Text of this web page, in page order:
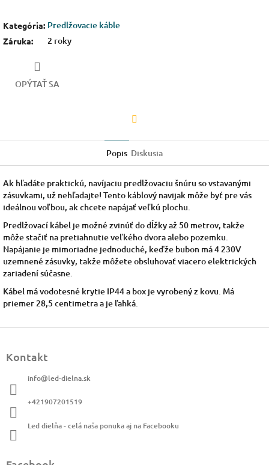
Kategória: Predlžovacie káble
Záruka: 2 roky
OPÝTAŤ SA
Popis Diskusia
Ak hľadáte praktickú, navíjaciu predlžovaciu šnúru so vstavanými
zásuvkami, už nehľadajte! Tento káblový navijak môže byť pre vás
ideálnou voľbou, ak chcete napájať veľkú plochu.
Predlžovací kábel je možné zvinúť do dĺžky až 50 metrov, takže
môže stačiť na pretiahnutie veľkého dvora alebo pozemku.
Napájanie je mimoriadne jednoduché, keďže bubon má 4 230V
uzemnené zásuvky, takže môžete obsluhovať viacero elektrických
zariadení súčasne.
Kábel má vodotesné krytie IP44 a box je vyrobený z kovu. Má
priemer 28,5 centimetra a je ľahká.
Kontakt
info@led-dielna.sk
+421907201519
Led dielňa - celá naša ponuka aj na Facebooku